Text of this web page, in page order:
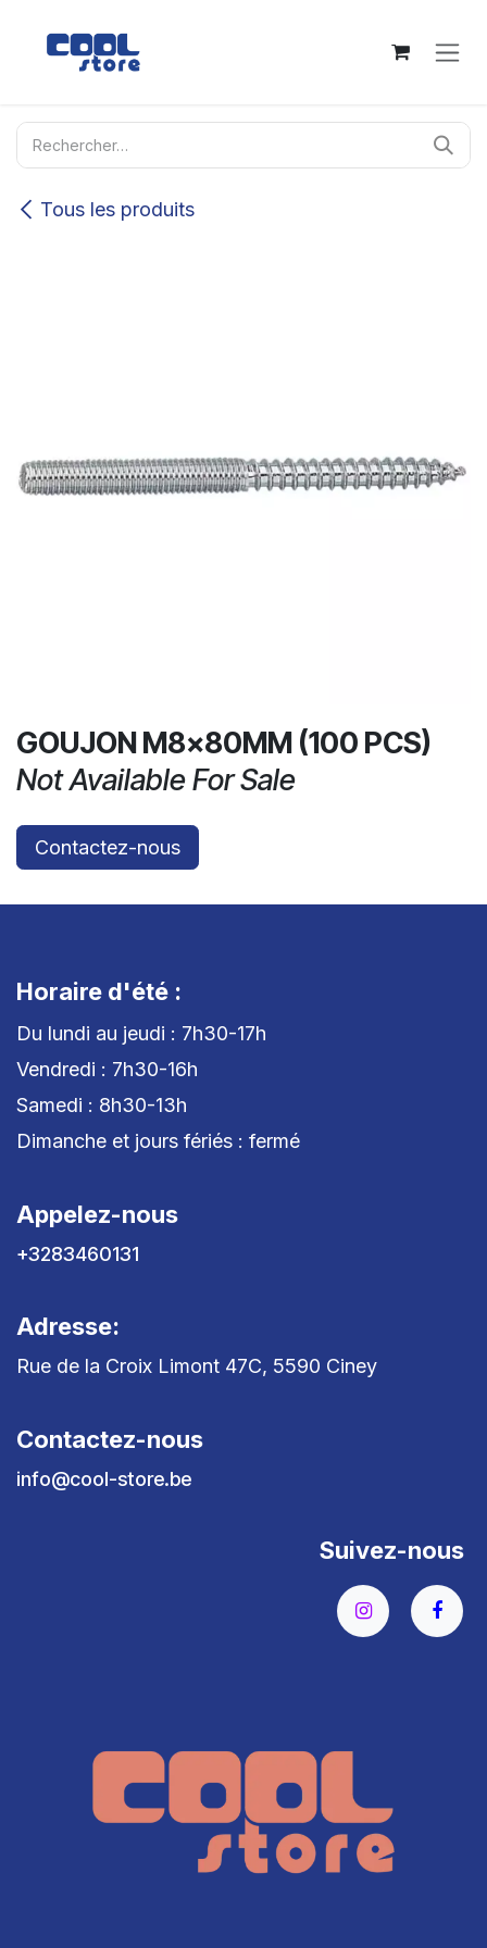
Tous les produits
GOUJON M8x80MM (100 PCS)
Not Available For Sale
Contactez-nous
Horaire d'été :
Du lundi au jeudi : 7h30-17h
Vendredi : 7h30-16h
Samedi : 8h30-13h
Dimanche et jours fériés : fermé
Appelez-nous
+3283460131
Adresse:
Rue de la Croix Limont 47C, 5590 Ciney
Contactez-nous
info@cool-store.be
Suivez-nous